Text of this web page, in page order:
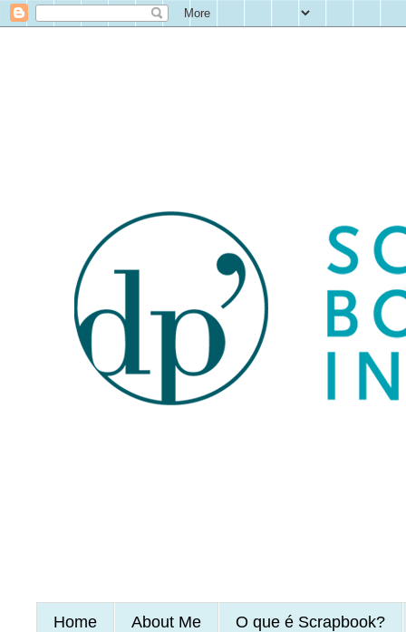
Home About Me O que é Scrapbook?